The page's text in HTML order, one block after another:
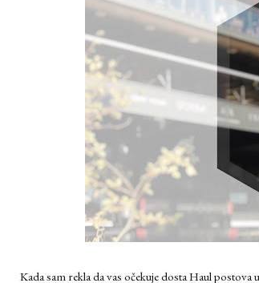
Kada sam rekla da vas očekuje dosta Haul